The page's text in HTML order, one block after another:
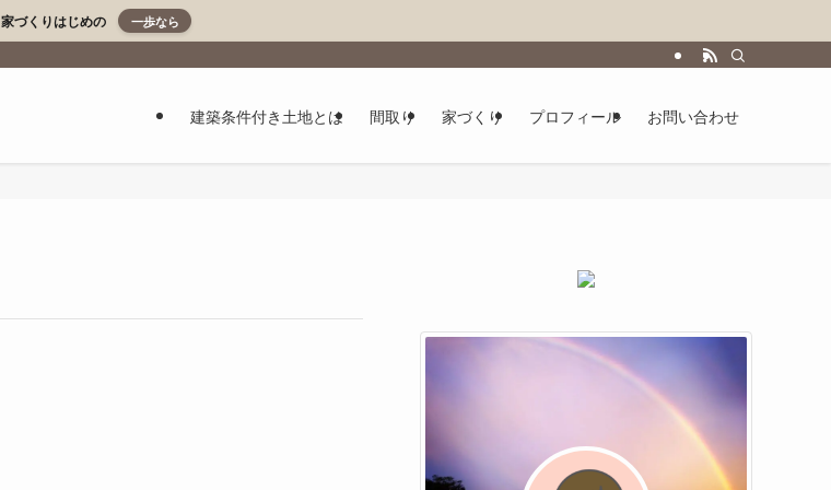
家づくりはじめの 一歩なら
建築条件付き土地とは 間取り 家づくり プロフィール お問い合わせ